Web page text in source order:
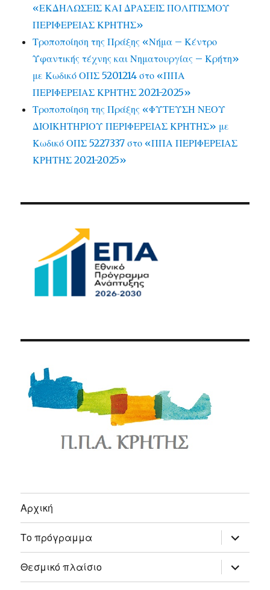
«ΕΚΔΗΛΩΣΕΙΣ ΚΑΙ ΔΡΑΣΕΙΣ ΠΟΛΙΤΙΣΜΟΥ
ΠΕΡΙΦΕΡΕΙΑΣ ΚΡΗΤΗΣ»
Τροποποίηση της Πράξης «Νήμα – Κέντρο
Υφαντικής τέχνης και Νηματουργίας – Κρήτη»
με Κωδικό ΟΠΣ 5201214 στο «ΠΠΑ
ΠΕΡΙΦΕΡΕΙΑΣ ΚΡΗΤΗΣ 2021-2025»
Τροποποίηση της Πράξης «ΦΥΤΕΥΣΗ ΝΕΟΥ
ΔΙΟΙΚΗΤΗΡΙΟΥ ΠΕΡΙΦΕΡΕΙΑΣ ΚΡΗΤΗΣ» με
Κωδικό ΟΠΣ 5227337 στο «ΠΠΑ ΠΕΡΙΦΕΡΕΙΑΣ
ΚΡΗΤΗΣ 2021-2025»
Αρχική
Το πρόγραμμα
expand
child
menu
Θεσμικό πλαίσιο
expand
child
menu